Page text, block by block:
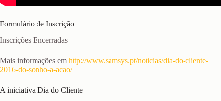
Formulário de Inscrição
Inscrições Encerradas
Mais informações em http://www.samsys.pt/noticias/dia-do-cliente-
2016-do-sonho-a-acao/
A iniciativa Dia do Cliente